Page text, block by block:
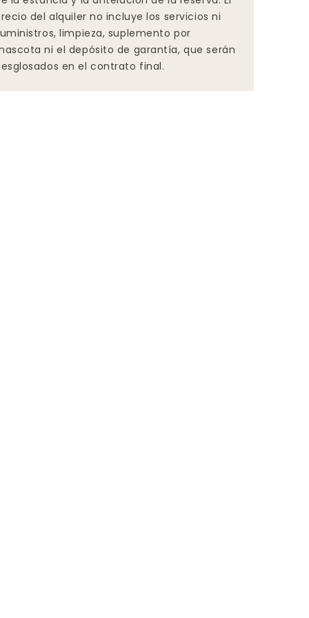
del alquiler no incluye los servicios ni
limpieza, suplemento por
ni el depósito de garantía, que serán
en el contrato final.